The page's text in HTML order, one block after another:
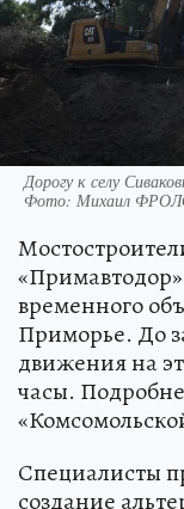
Дорогу к селу
Фото: Михаил
временного
Приморье. До
движения на
часы.
Специалисты
создание